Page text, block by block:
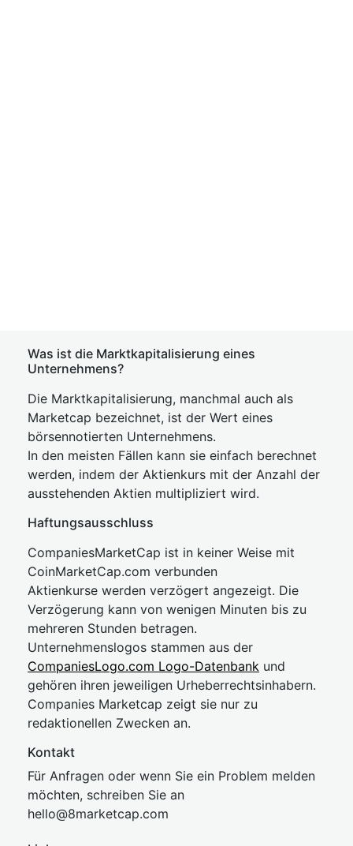
Was ist die Marktkapitalisierung eines
Unternehmens?
Die Marktkapitalisierung, manchmal auch als
Marketcap bezeichnet, ist der Wert eines
börsennotierten Unternehmens.
In den meisten Fällen kann sie einfach berechnet
werden, indem der Aktienkurs mit der Anzahl der
ausstehenden Aktien multipliziert wird.
Haftungsausschluss
CompaniesMarketCap ist in keiner Weise mit
CoinMarketCap.com verbunden
Aktienkurse werden verzögert angezeigt. Die
Verzögerung kann von wenigen Minuten bis zu
mehreren Stunden betragen.
Unternehmenslogos stammen aus der
CompaniesLogo.com Logo-Datenbank und
gehören ihren jeweiligen Urheberrechtsinhabern.
Companies Marketcap zeigt sie nur zu
redaktionellen Zwecken an.
Kontakt
Für Anfragen oder wenn Sie ein Problem melden
möchten, schreiben Sie an
hello@8marketcap.com